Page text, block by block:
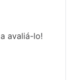
avaliá-lo!